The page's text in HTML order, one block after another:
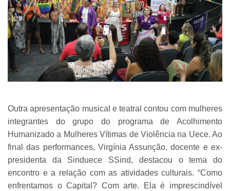
Outra apresentação musical e teatral contou com mulheres
integrantes do grupo do programa de Acolhimento
Humanizado a Mulheres Vítimas de Violência na Uece. Ao
final das performances, Virgínia Assunção, docente e ex-
presidenta da Sinduece SSind, destacou o tema do
encontro e a relação com as atividades culturais. “Como
enfrentamos o Capital? Com arte. Ela é imprescindível